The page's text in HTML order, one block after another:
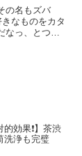
の名もズバ
なものをカタ
っ、とつく
効果❗️】茶渋
洗浄も完璧